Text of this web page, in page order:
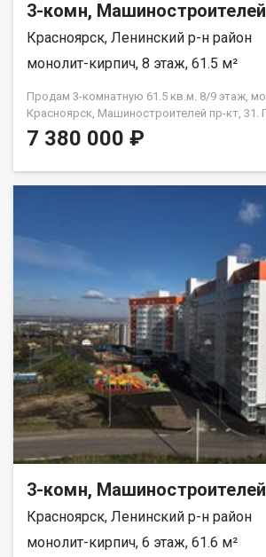
3-комн,
Красноярск, Ленинский р-н район
монолит-кирпич, 8 этаж, 61.5 м²
Продам 3-комнатную 61.5 кв.м. 8/9 этаж,
Красноярск, Машиностроителей пр-кт,
НЕ ОТ ЗАСТРОЙЩИКА
7 380 000 ₽
3-комн,
Красноярск, Ленинский р-н район
монолит-кирпич, 6 этаж, 61.6 м²